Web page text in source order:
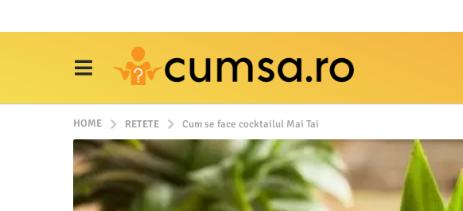
HOME RETETE Cum se face cocktailul Mai Tai